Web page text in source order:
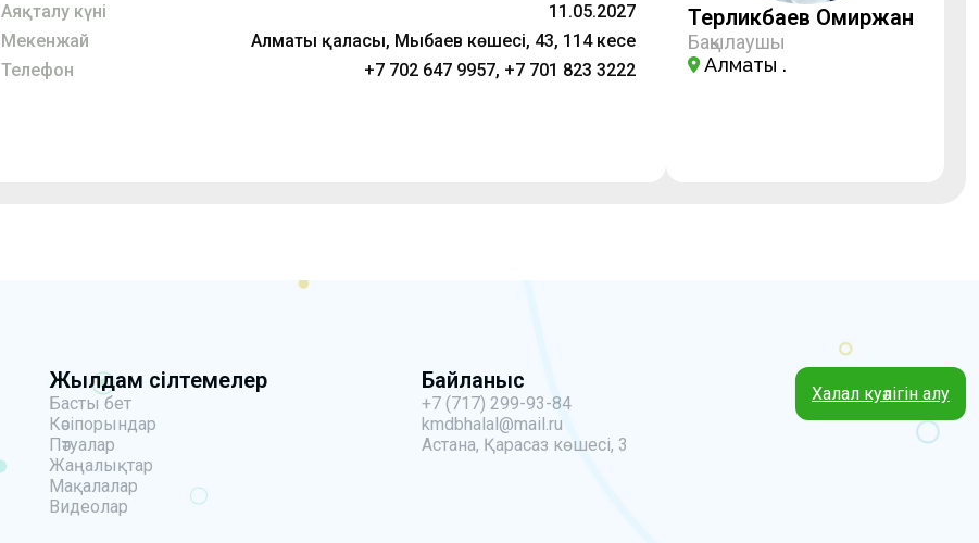
Аяқталу күні
11.05.2027
Мекенжай
Алматы қаласы, Мыңбаев көшесі, 43, 114 кеңсе
Телефон
+7 702 647 9957, +7 701 823 3222
Терликбаев Омиржан
Бақылаушы
Алматы қ.
Жылдам сілтемелер
Басты бет
Кәсіпорындар
Пәтуалар
Жаңалықтар
Мақалалар
Видеолар
Байланыс
+7 (717) 299-93-84
kmdbhalal@mail.ru
Астана, Қарасаз көшесі, 3
Халал куәлігін алу